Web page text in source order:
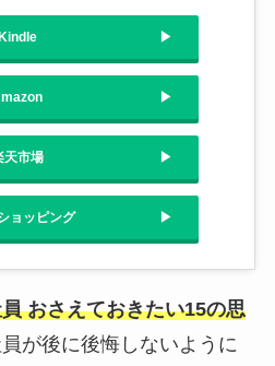
Kindle
天市場
ョッピング
おさえておきたい15の思
が後に後悔しないように